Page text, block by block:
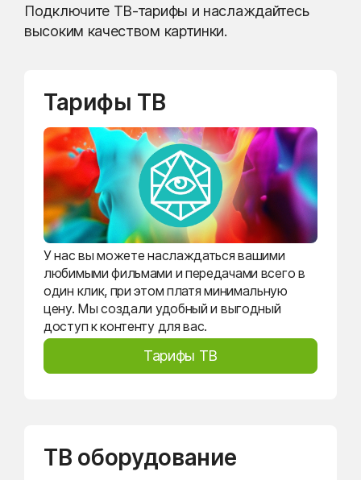
Подключите ТВ-тарифы и наслаждайтесь
высоким качеством картинки.
Тарифы ТВ
У нас вы можете наслаждаться вашими
любимыми фильмами и передачами всего в
один клик, при этом платя минимальную
цену. Мы создали удобный и выгодный
доступ к контенту для вас.
Тарифы ТВ
ТВ оборудование